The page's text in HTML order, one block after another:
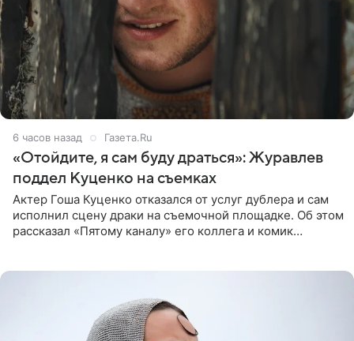
6 часов назад Газета.Ru
«Отойдите, я сам буду драться»: Журавлев
поддел Куценко на съемках
Актер Гоша Куценко отказался от услуг дублера и сам
исполнил сцену драки на съемочной площадке. Об этом
рассказал «Пятому каналу» его коллега и комик